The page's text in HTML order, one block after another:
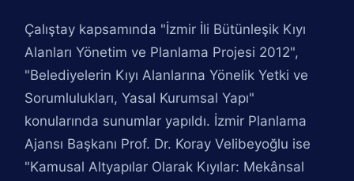
Çalıştay kapsamında "İzmir İli Bütünleşik Kıyı
Alanları Yönetim ve Planlama Projesi 2012",
"Belediyelerin Kıyı Alanlarına Yönelik Yetki ve
Sorumlulukları, Yasal Kurumsal Yapı"
konularında sunumlar yapıldı. İzmir Planlama
Ajansı Başkanı Prof. Dr. Koray Velibeyoğlu ise
"Kamusal Altyapılar Olarak Kıyılar: Mekânsal